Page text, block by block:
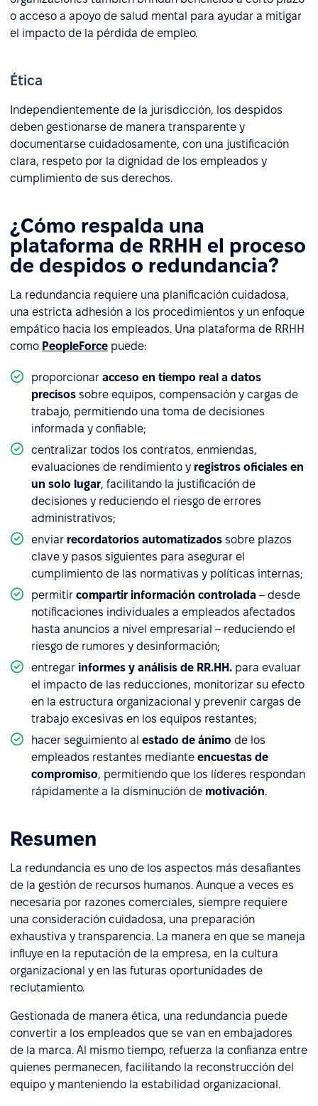
o acceso a apoyo de salud mental para ayudar a mitigar
el impacto de la pérdida de empleo.
Ética
Independientemente de la jurisdicción, los despidos
deben gestionarse de manera transparente y
documentarse cuidadosamente, con una justificación
clara, respeto por la dignidad de los empleados y
cumplimiento de sus derechos.
¿Cómo respalda una
plataforma de RRHH el proceso
de despidos o redundancia?
La redundancia requiere una planificación cuidadosa,
una estricta adhesión a los procedimientos y un enfoque
empático hacia los empleados. Una plataforma de RRHH
como PeopleForce puede:
proporcionar acceso en tiempo real a datos
precisos sobre equipos, compensación y cargas de
trabajo, permitiendo una toma de decisiones
informada y confiable;
centralizar todos los contratos, enmiendas,
evaluaciones de rendimiento y registros oficiales en
un solo lugar, facilitando la justificación de
decisiones y reduciendo el riesgo de errores
administrativos;
enviar recordatorios automatizados sobre plazos
clave y pasos siguientes para asegurar el
cumplimiento de las normativas y políticas internas;
permitir compartir información controlada – desde
notificaciones individuales a empleados afectados
hasta anuncios a nivel empresarial – reduciendo el
riesgo de rumores y desinformación;
entregar informes y análisis de RR.HH. para evaluar
el impacto de las reducciones, monitorizar su efecto
en la estructura organizacional y prevenir cargas de
trabajo excesivas en los equipos restantes;
hacer seguimiento al estado de ánimo de los
empleados restantes mediante encuestas de
compromiso, permitiendo que los líderes respondan
rápidamente a la disminución de motivación.
Resumen
La redundancia es uno de los aspectos más desafiantes
de la gestión de recursos humanos. Aunque a veces es
necesaria por razones comerciales, siempre requiere
una consideración cuidadosa, una preparación
exhaustiva y transparencia. La manera en que se maneja
influye en la reputación de la empresa, en la cultura
organizacional y en las futuras oportunidades de
reclutamiento.
Gestionada de manera ética, una redundancia puede
convertir a los empleados que se van en embajadores
de la marca. Al mismo tiempo, refuerza la confianza entre
quienes permanecen, facilitando la reconstrucción del
equipo y manteniendo la estabilidad organizacional.